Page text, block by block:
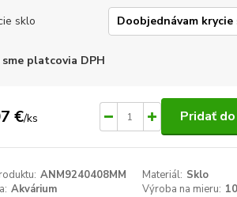
sklo
sme platcovia DPH
€/ks Pridať
ANM9240408MM Materiál: Sklo
Akvárium Výroba na mieru: